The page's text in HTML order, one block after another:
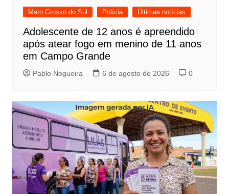
Mato Grosso do Sul Polícia Últimas notícias
Adolescente de 12 anos é apreendido
após atear fogo em menino de 11 anos
em Campo Grande
Pablo Nogueira 6 de agosto de 2026 0